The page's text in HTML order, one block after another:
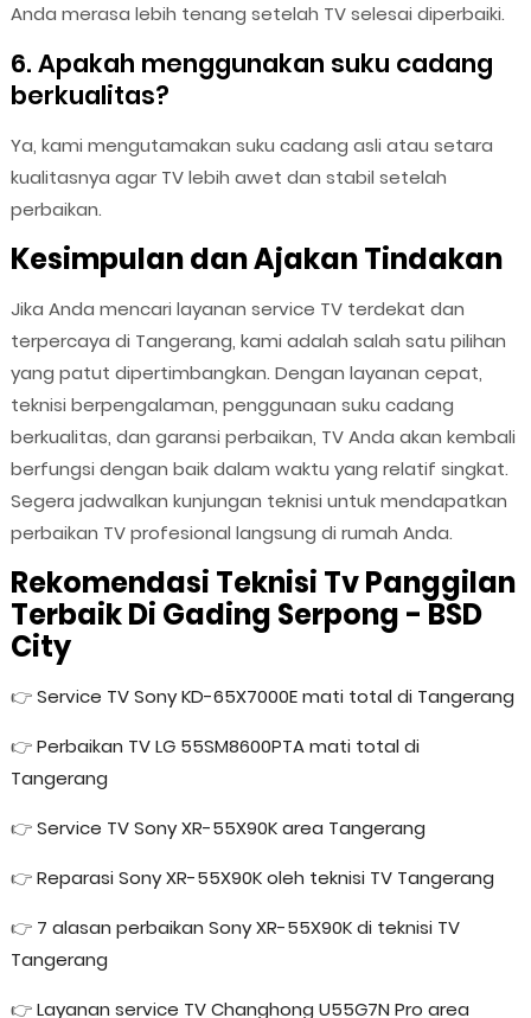
Anda merasa lebih tenang setelah TV selesai diperbaiki.
6. Apakah menggunakan suku cadang
berkualitas?
Ya, kami mengutamakan suku cadang asli atau setara
kualitasnya agar TV lebih awet dan stabil setelah
perbaikan.
Kesimpulan dan Ajakan Tindakan
Jika Anda mencari layanan service TV terdekat dan
terpercaya di Tangerang, kami adalah salah satu pilihan
yang patut dipertimbangkan. Dengan layanan cepat,
teknisi berpengalaman, penggunaan suku cadang
berkualitas, dan garansi perbaikan, TV Anda akan kembali
berfungsi dengan baik dalam waktu yang relatif singkat.
Segera jadwalkan kunjungan teknisi untuk mendapatkan
perbaikan TV profesional langsung di rumah Anda.
Rekomendasi Teknisi Tv Panggilan
Terbaik Di Gading Serpong - BSD
City
👉Service TV Sony KD-65X7000E mati total di Tangerang
👉Perbaikan TV LG 55SM8600PTA mati total di
Tangerang
👉Service TV Sony XR-55X90K area Tangerang
👉Reparasi Sony XR-55X90K oleh teknisi TV Tangerang
👉 7 alasan perbaikan Sony XR-55X90K di teknisi TV
Tangerang
👉Layanan service TV Changhong U55G7N Pro area